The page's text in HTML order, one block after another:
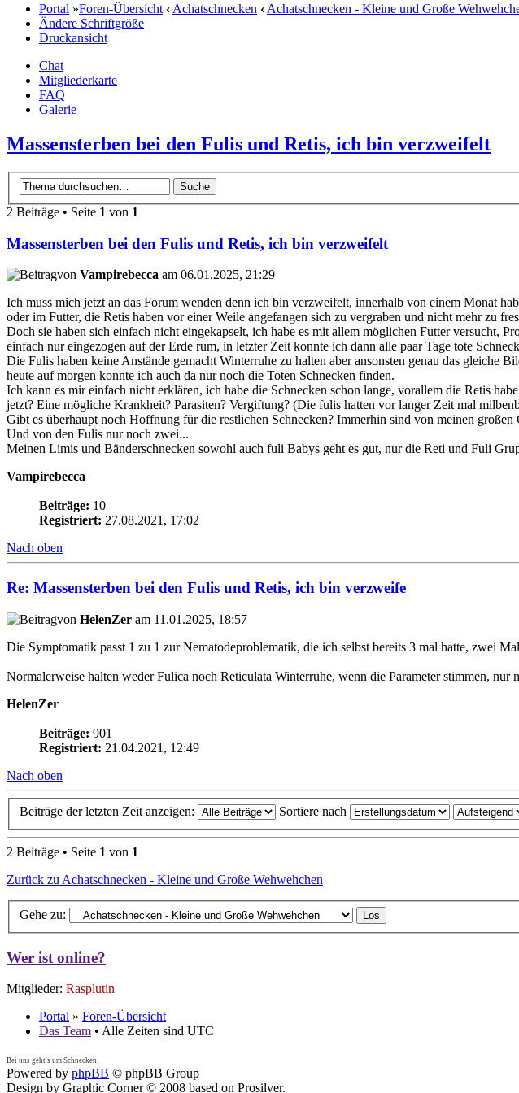
Portal »Foren-Übersicht ‹Achatschnecken ‹Achatschnecken - Kleine und Große
Ändere Schriftgröße
Druckansicht
Chat
Mitgliederkarte
FAQ
Galerie
Massensterben bei den Fulis und Retis, ich bin verzweifelt
2 Beiträge • Seite 1 von 1
Massensterben bei den Fulis und Retis, ich bin verzweifelt
von Vampirebecca am 06.01.2025, 21:29
Ich muss mich jetzt an das Forum wenden denn ich bin verzweifelt, innerhalb von einem Monat
oder im Futter, die Retis haben vor einer Weile angefangen sich zu vergraben und nicht mehr zu
Doch sie haben sich einfach nicht eingekapselt, ich habe es mit allem möglichen Futter versucht,
einfach nur eingezogen auf der Erde rum, in letzter Zeit konnte ich dann alle paar Tage tote
Die Fulis haben keine Anstände gemacht Winterruhe zu halten aber ansonsten genau das gleiche
heute auf morgen konnte ich auch da nur noch die Toten Schnecken finden.
Ich kann es mir einfach nicht erklären, ich habe die Schnecken schon lange, vorallem die Retis
jetzt? Eine mögliche Krankheit? Parasiten? Vergiftung? (Die fulis hatten vor langer Zeit mal
Gibt es überhaupt noch Hoffnung für die restlichen Schnecken? Immerhin sind von meinen
Und von den Fulis nur noch zwei...
Meinen Limis und Bänderschnecken sowohl auch fuli Babys geht es gut, nur die Reti und Fuli
Vampirebecca
Beiträge: 10
Registriert: 27.08.2021, 17:02
Nach oben
Re: Massensterben bei den Fulis und Retis, ich bin verzweife
von HelenZer am 11.01.2025, 18:57
Die Symptomatik passt 1 zu 1 zur Nematodeproblematik, die ich selbst bereits 3 mal hatte, zwei
Normalerweise halten weder Fulica noch Reticulata Winterruhe, wenn die Parameter stimmen, nur
HelenZer
Beiträge: 901
Registriert: 21.04.2021, 12:49
Nach oben
Beiträge der letzten Zeit anzeigen: Sortiere nach
2 Beiträge • Seite 1 von 1
Zurück zu Achatschnecken - Kleine und Große Wehwehchen
Gehe zu:
Wer ist online?
Mitglieder: Rasplutin
Portal » Foren-Übersicht
Das Team • Alle Zeiten sind UTC
Bei uns geht's um Schnecken.
Powered by phpBB © phpBB Group
Design by Graphic Corner © 2008 based on Prosilver.